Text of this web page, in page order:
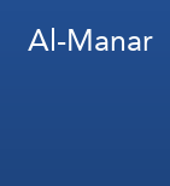
Al-Manar